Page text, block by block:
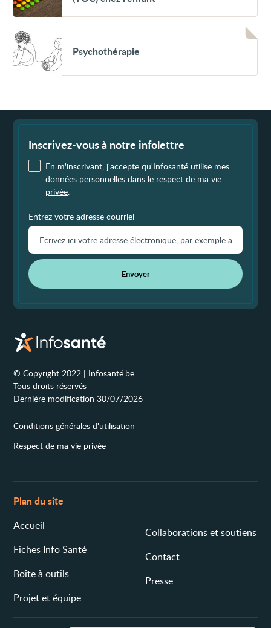
(TOC)
l’enfant
Voir
Psychothérapie
Psychothérapie
Inscrivez-vous à notre infolettre
En m'inscrivant, j'accepte qu'Infosanté utilise mes
données personnelles dans le respect de ma vie
privée
Entrez votre adresse courriel
Envoyer
© Copyright 2022 | Infosanté.be
Tous droits réservés
Dernière modification 30/07/2026
Conditions générales d'utilisation
Respect de ma vie privée
Plan du site
Accueil
Fiches Info Santé
Boîte à outils
Projet et équipe
Collaborations et soutiens
Contact
Presse